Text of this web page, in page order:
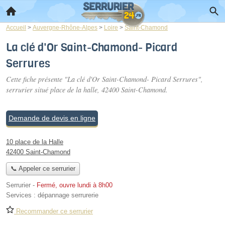
Accueil > Auvergne-Rhône-Alpes > Loire > Saint-Chamond
La clé d'Or Saint-Chamond- Picard
Serrures
Cette fiche présente "La clé d'Or Saint-Chamond- Picard Serrures",
serrurier situé place de la halle, 42400 Saint-Chamond.
Demande de devis en ligne
10 place de la Halle
42400 Saint-Chamond
📞 Appeler ce serrurier
Serrurier - Fermé, ouvre lundi à 8h00
Services : dépannage serrurerie
Recommander ce serrurier